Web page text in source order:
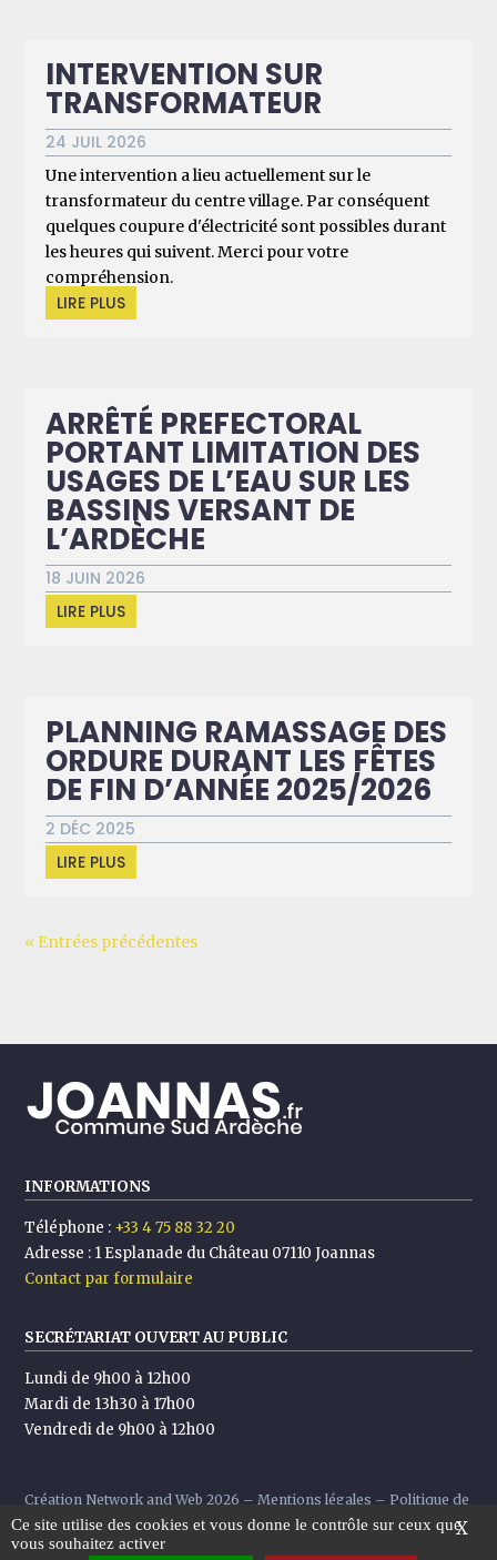
INTERVENTION SUR
TRANSFORMATEUR
24 JUIL 2026
Une intervention a lieu actuellement sur le
transformateur du centre village. Par conséquent
quelques coupure d'électricité sont possibles durant
les heures qui suivent. Merci pour votre
compréhension.
LIRE PLUS
ARRÊTÉ PREFECTORAL
PORTANT LIMITATION DES
USAGES DE L’EAU SUR LES
BASSINS VERSANT DE
L’ARDÈCHE
18 JUIN 2026
LIRE PLUS
PLANNING RAMASSAGE DES
ORDURE DURANT LES FÊTES
DE FIN D’ANNÉE 2025/2026
2 DÉC 2025
LIRE PLUS
« Entrées précédentes
INFORMATIONS
Téléphone : +33 4 75 88 32 20
Adresse : 1 Esplanade du Château 07110 Joannas
Contact par formulaire
SECRÉTARIAT OUVERT AU PUBLIC
Lundi de 9h00 à 12h00
Mardi de 13h30 à 17h00
Vendredi de 9h00 à 12h00
Création Network and Web 2026 –Mentions légales – Politique de
confidentialité
X
Ce site utilise des cookies et vous donne le contrôle sur ceux que
vous souhaitez activer